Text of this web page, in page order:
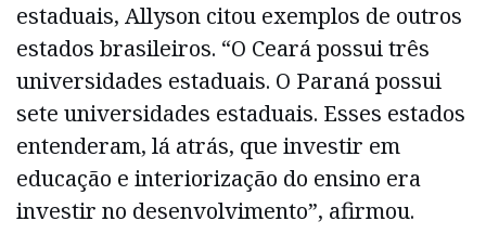
estaduais, Allyson citou exemplos de outros
estados brasileiros. “O Ceará possui três
universidades estaduais. O Paraná possui
sete universidades estaduais. Esses estados
entenderam, lá atrás, que investir em
educação e interiorização do ensino era
investir no desenvolvimento”, afirmou.